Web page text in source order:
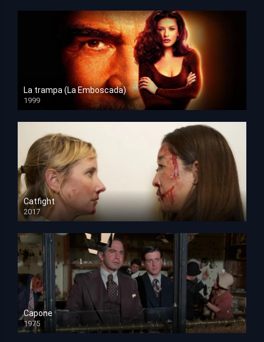
La trampa (La Emboscada)
1999
HD 1080p
Catfight
2017
HD 720p
Capone
1975
HD 1080p